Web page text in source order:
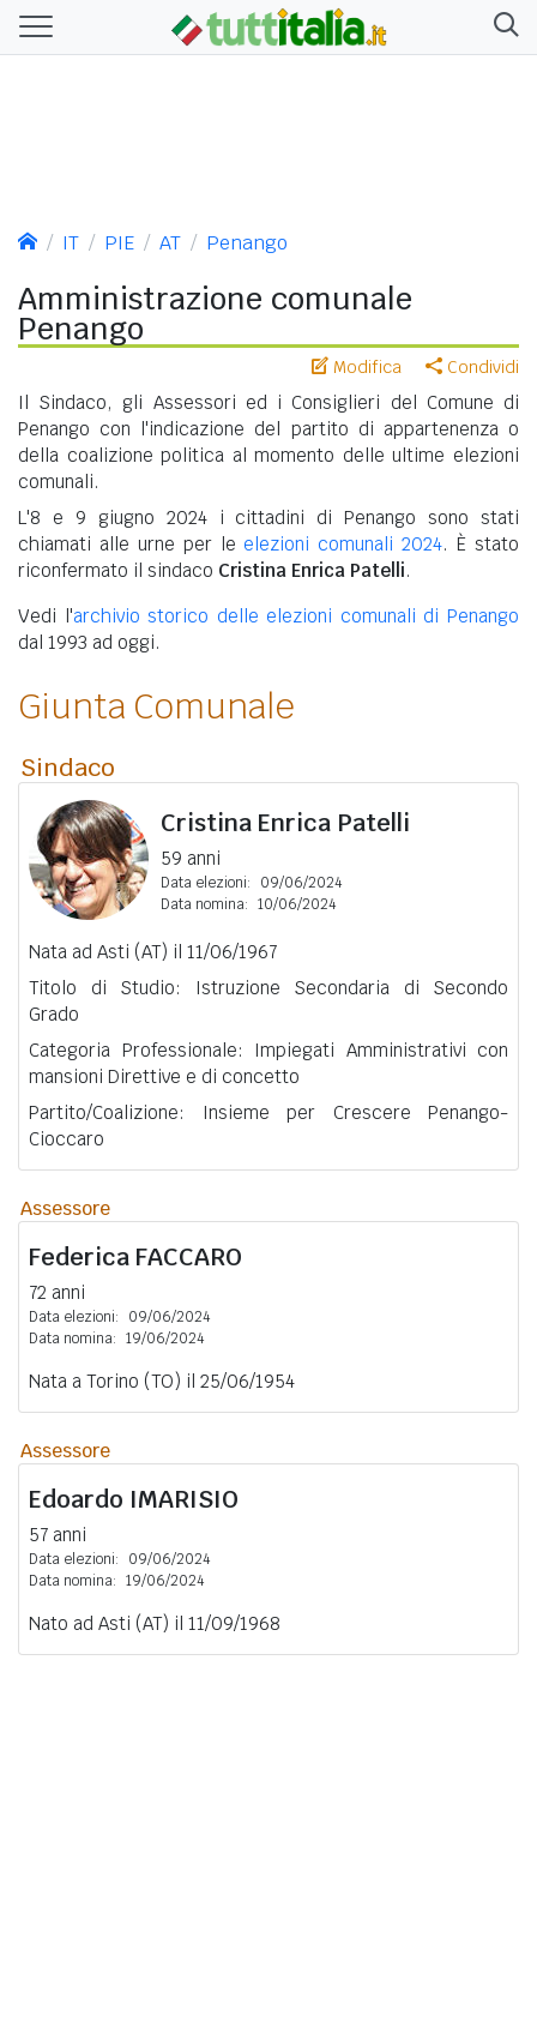
IT PIE AT Penango
Amministrazione comunale
Penango
Modifica Condividi
Il Sindaco, gli Assessori ed i Consiglieri del Comune di
Penango con l'indicazione del partito di appartenenza o
della coalizione politica al momento delle ultime elezioni
comunali.
L'8 e 9 giugno 2024 i cittadini di Penango sono stati
chiamati alle urne per le elezioni comunali 2024. È stato
riconfermato il sindaco Cristina Enrica Patelli.
Vedi l'archivio storico delle elezioni comunali di Penango
dal 1993 ad oggi.
Giunta Comunale
Sindaco
Cristina Enrica Patelli
59 anni
Data elezioni:
09/06/2024
Data nomina: 10/06/2024
Nata ad Asti (AT) il 11/06/1967
Titolo di Studio: Istruzione Secondaria di Secondo
Grado
Categoria Professionale: Impiegati Amministrativi con
mansioni Direttive e di concetto
Partito/Coalizione: Insieme per Crescere Penango-
Cioccaro
Assessore
Federica FACCARO
72 anni
Data elezioni:
09/06/2024
Data nomina: 19/06/2024
Nata a Torino (TO) il 25/06/1954
Assessore
Edoardo IMARISIO
57 anni
Data elezioni:
09/06/2024
Data nomina: 19/06/2024
Nato ad Asti (AT) il 11/09/1968